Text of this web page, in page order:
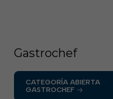
Gastrochef
CATEGORÍA ABIERTA
GASTROCHEF